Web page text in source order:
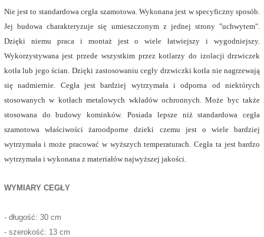
Nie jest to standardowa cegła szamotowa. Wykonana jest w specyficzny sposób.
Jej budowa charakteryzuje się umieszczonym z jednej strony "uchwytem".
Dzięki niemu praca i montaż jest o wiele łatwiejszy i wygodniejszy.
Wykorzystywana jest przede wszystkim przez kotlarzy do izolacji drzwiczek
kotła lub jego ścian. Dzięki zastosowaniu cegły drzwiczki kotła nie nagrzewają
się nadmiernie. Cegła jest bardziej wytrzymała i odporna od niektórych
stosowanych w kotłach metalowych wkładów ochronnych. Może byc także
stosowana do budowy kominków. Posiada lepsze niż standardowa cegła
szamotowa właściwości żaroodporne dzieki czemu jest o wiele bardziej
wytrzymała i może pracować w wyższych temperaturach. Cegła ta jest bardzo
wytrzymała i wykonana z materiałów najwyższej jakości.
WYMIARY CEGŁY
- długość: 30 cm
- szerokość: 13 cm